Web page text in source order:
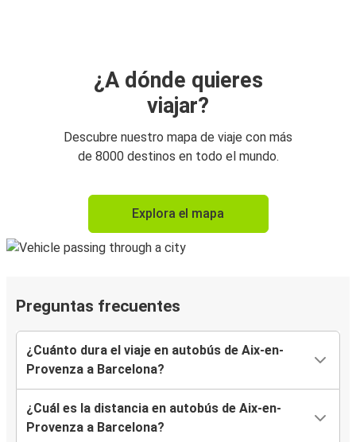
¿A dónde quieres
viajar?
Descubre nuestro mapa de viaje con más
de 8000 destinos en todo el mundo.
Explora el mapa
Preguntas frecuentes
¿Cuánto dura el viaje en autobús de Aix-en-
Provenza a Barcelona?
¿Cuál es la distancia en autobús de Aix-en-
Provenza a Barcelona?